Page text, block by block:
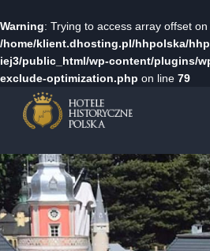
Warning: Trying to access array offset
/home/klient.dhosting.pl/hhpolska/
iej3/public_html/wp-content/plugins/
exclude-optimization.php on line 79
Przejdź